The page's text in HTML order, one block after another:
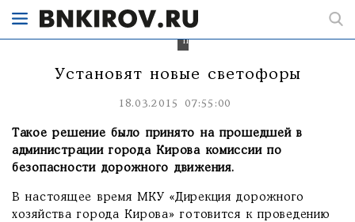
Чистых
прудов.
Установят новые светофоры
18.03.2015 07:55:00
Такое решение было принято на прошедшей в
администрации города Кирова комиссии по
безопасности дорожного движения.
В настоящее время МКУ «Дирекция дорожного
хозяйства города Кирова» готовится к проведению